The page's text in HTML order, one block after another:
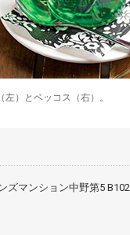
）とベッコス（右）。
ズマンション中野第5 B102